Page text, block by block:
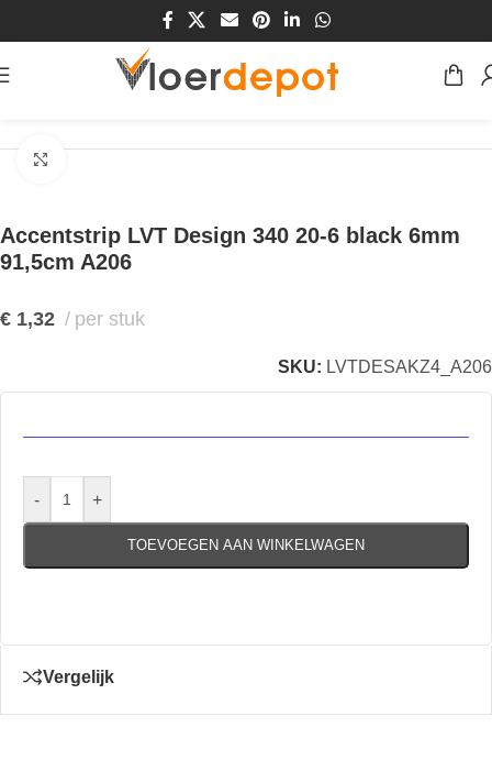
Accentstrip LVT Design 340 20-6 black 6mm
91,5cm A206
€ 1,32 per stuk
SKU: LVTDESAKZ4_A206
- +
TOEVOEGEN AAN WINKELWAGEN
Vergelijk